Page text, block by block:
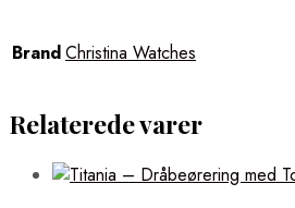
BrandChristina Watches
Relaterede varer